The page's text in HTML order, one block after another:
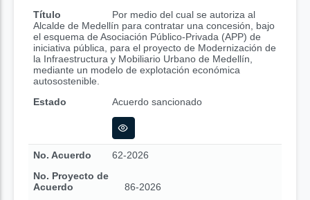
Título
Por medio del cual se autoriza al
Alcalde de Medellín para contratar una concesión, bajo
el esquema de Asociación Público-Privada (APP) de
iniciativa pública, para el proyecto de Modernización de
la Infraestructura y Mobiliario Urbano de Medellín,
mediante un modelo de explotación económica
autosostenible.
Estado
Acuerdo sancionado
No. Acuerdo
62-2026
No. Proyecto de
Acuerdo
86-2026